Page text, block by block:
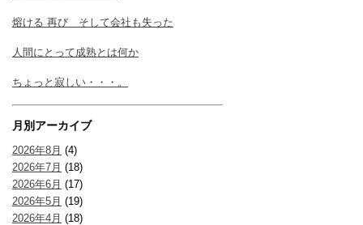
熔ける 再び そして会社も失った
人間にとって成熟とは何か
ちょっと寂しい・・・。
月別アーカイブ
2026年8月 (4)
2026年7月 (18)
2026年6月 (17)
2026年5月 (19)
2026年4月 (18)